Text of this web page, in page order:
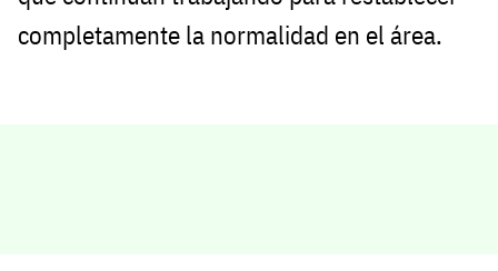
completamente la normalidad en el área.